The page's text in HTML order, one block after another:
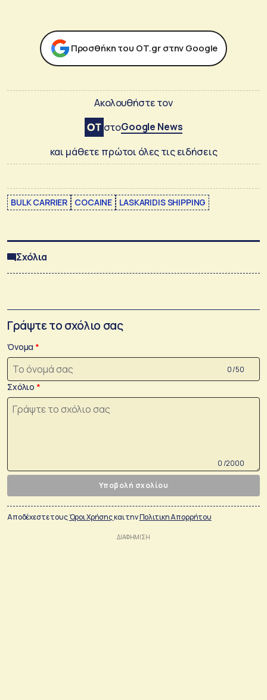
Προσθήκη του ΟΤ.gr στην Google
Ακολουθήστε τον
στοGoogle News
και μάθετε πρώτοι όλες τις ειδήσεις
BULK CARRIER COCAINE LASKARIDIS SHIPPING
Σχόλια
Γράψτε το σχόλιο σας
Όνομα
0 /50
Σχόλιο
0 /2000
Υποβολή σχολίου
Αποδέχεστε τουςΌροι Χρήσηςκαι τηνΠολιτικη Απορρήτου